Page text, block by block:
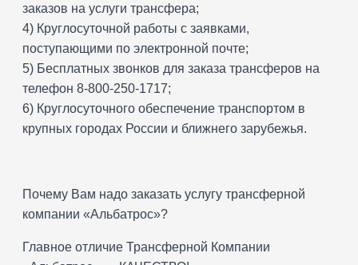
заказов на услуги трансфера;
4) Круглосуточной работы с заявками,
поступающими по электронной почте;
5) Бесплатных звонков для заказа трансферов на
телефон 8-800-250-1717;
6) Круглосуточного обеспечение транспортом в
крупных городах России и ближнего зарубежья.
Почему Вам надо заказать услугу трансферной
компании «Альбатрос»?
Главное отличие Трансферной Компании